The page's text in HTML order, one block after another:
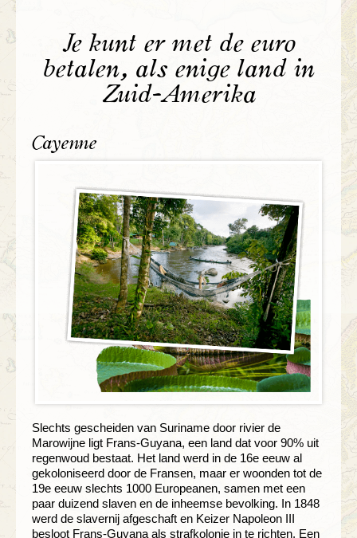
Je kunt er met de euro
betalen, als enige land in
Zuid-Amerika
Cayenne
Slechts gescheiden van Suriname door rivier de
Marowijne ligt Frans-Guyana, een land dat voor 90% uit
regenwoud bestaat. Het land werd in de 16e eeuw al
gekoloniseerd door de Fransen, maar er woonden tot de
19e eeuw slechts 1000 Europeanen, samen met een
paar duizend slaven en de inheemse bevolking. In 1848
werd de slavernij afgeschaft en Keizer Napoleon III
besloot Frans-Guyana als strafkolonie in te richten. Een